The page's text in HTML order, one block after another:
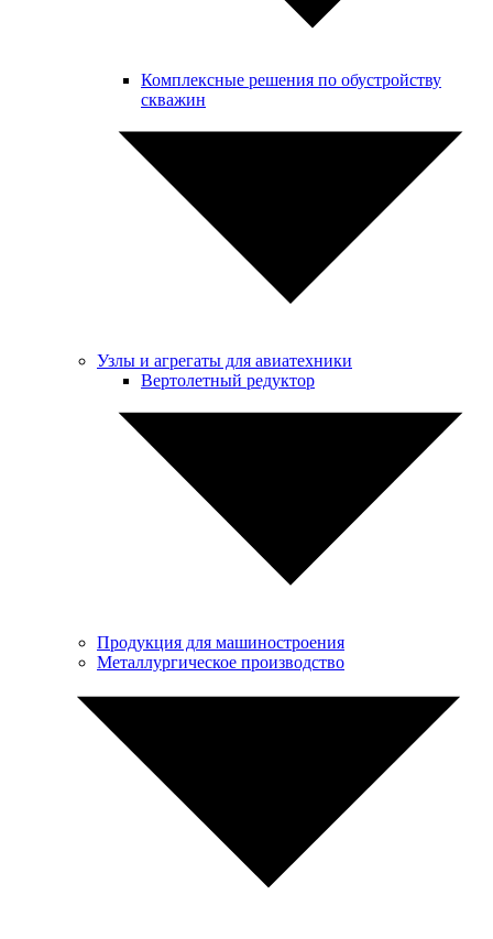
Комплексные решения по обустройству
скважин
Узлы и агрегаты для авиатехники
Вертолетный редуктор
Продукция для машиностроения
Металлургическое производство